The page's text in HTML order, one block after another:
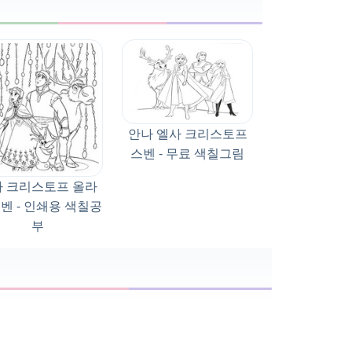
크리스토프 올라
- 인쇄용 색칠공
부
안나 엘사 크리스토프
스벤 - 무료 색칠그림